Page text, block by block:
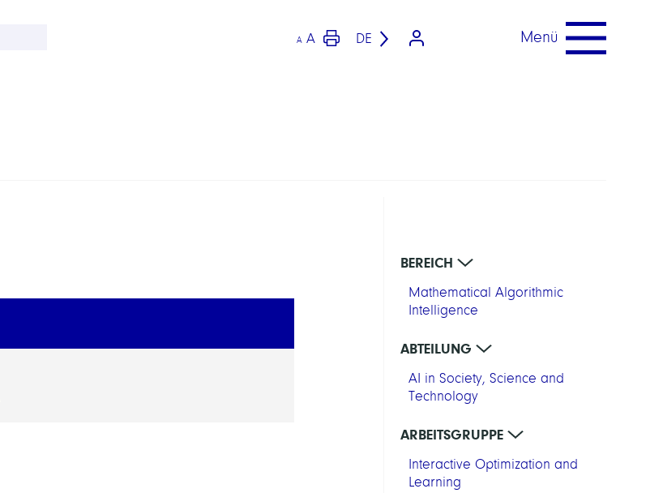
A A DE Menü
BEREICH
Mathematical Algorithmic
Intelligence
ABTEILUNG
AI in Society, Science and
Technology
ARBEITSGRUPPE
Interactive Optimization and
Learning